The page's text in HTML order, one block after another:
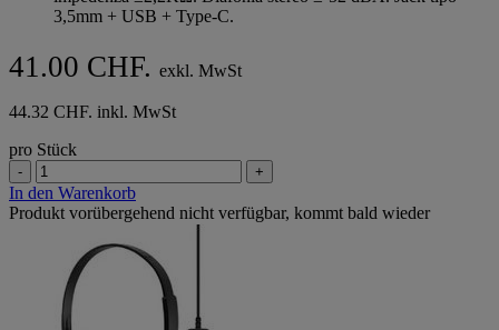
3,5mm + USB + Type-C.
41.00 CHF. exkl. MwSt
44.32 CHF. inkl. MwSt
pro Stück
- +
In den Warenkorb
Produkt vorübergehend nicht verfügbar, kommt bald wieder